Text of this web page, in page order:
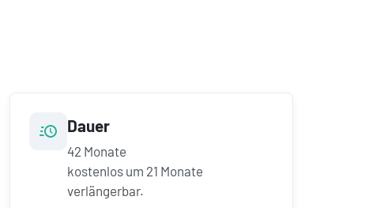
Dauer
42 Monate
kostenlos um 21 Monate
verlängerbar.